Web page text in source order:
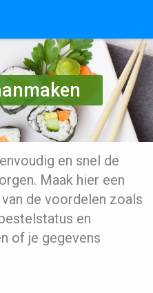
en snel de
Maak hier een
de voordelen zoals
en
of je gegevens